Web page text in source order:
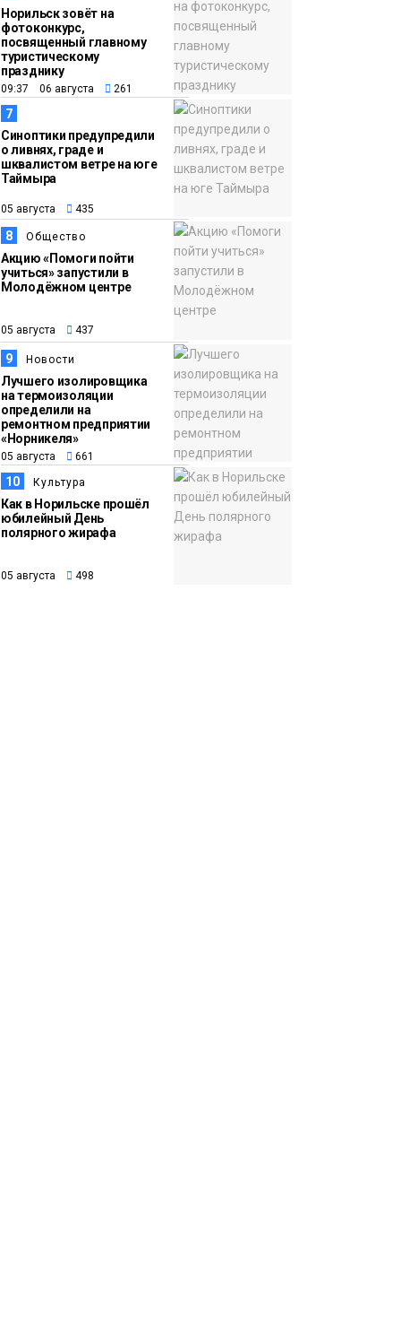
Норильск зовёт на
фотоконкурс,
посвященный главному
туристическому
празднику
09:37 06 августа 261
7
Синоптики предупредили
о ливнях, граде и
шквалистом ветре на юге
Таймыра
05 августа 435
8 Общество
Акцию «Помоги пойти
учиться» запустили в
Молодёжном центре
05 августа 437
9 Новости
Лучшего изолировщика
на термоизоляции
определили на
ремонтном предприятии
«Норникеля»
05 августа 661
10 Культура
Как в Норильске прошёл
юбилейный День
полярного жирафа
05 августа 498